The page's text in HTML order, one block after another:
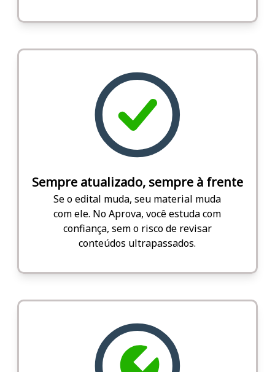
Sempre atualizado, sempre à frente
Se o edital muda, seu material muda
com ele. No Aprova, você estuda com
confiança, sem o risco de revisar
conteúdos ultrapassados.